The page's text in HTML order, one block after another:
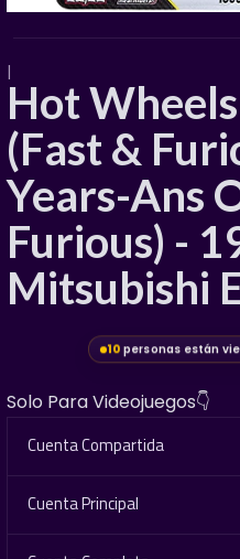
|
Hot
(Fast &
Years-Ans
Furious) -
Mitsubishi
10 personas están
Solo Para Videojuegos👇
Cuenta Compartida
Cuenta Principal